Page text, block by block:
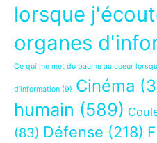
lorsque
organes
Ce qui me met du baume au coeur
d’information (9) Cinéma
humain (589)
(83) Défense (218)